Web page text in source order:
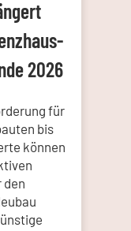
2026
für
bis
können
den